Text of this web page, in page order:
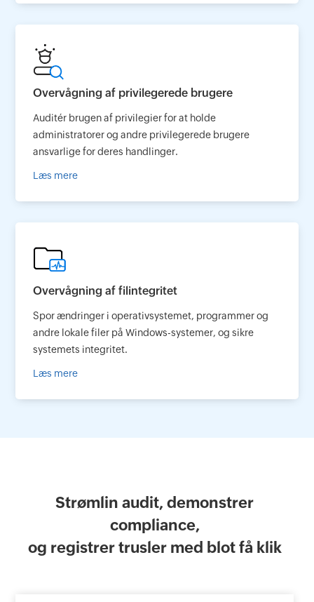
Overvågning af privilegerede brugere
Auditér brugen af privilegier for at holde
administratorer og andre privilegerede brugere
ansvarlige for deres handlinger.
Læs mere
Overvågning af filintegritet
Spor ændringer i operativsystemet, programmer og
andre lokale filer på Windows-systemer, og sikre
systemets integritet.
Læs mere
Strømlin audit, demonstrer
compliance,
og registrer trusler med blot få klik